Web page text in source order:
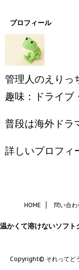
プロフィール
管理人のえり
趣味：ドライブ
普段は海外ドラ
詳しいプロフィ
HOME 問い合わ
温かくて溶けないソフ
Copyright© それってど